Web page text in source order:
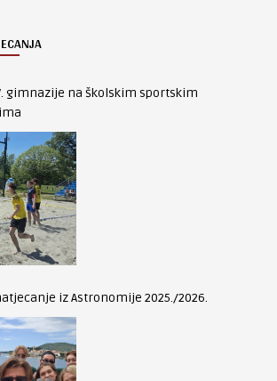
gimnazije na školskim sportskim
iz Astronomije 2025./2026.